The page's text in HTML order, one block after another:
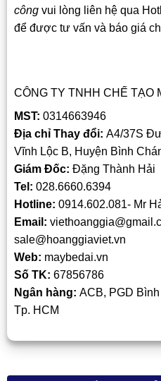
côngvui lòng liên hệ qua
để được tư vấn và báo giá
CÔNG TY TNHH CHẾ TẠO
MST: 0314663946
Địa chỉ Thay đổi: A4/37S
Vĩnh Lộc B, Huyện Bình
Giám Đốc: Đặng Thành Hải
Tel: 028.6660.6394
Hotline: 0914.602.081- Mr
Email:
sale@hoanggiaviet.vn
Web: maybedai.vn
Số TK: 67856786
Ngân hàng: ACB, PGD
Tp. HCM